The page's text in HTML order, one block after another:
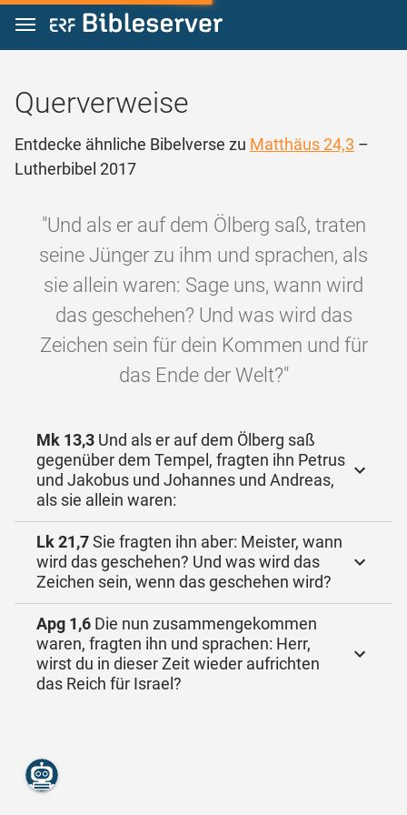
Zum Inhalt springen
Querverweise
Entdecke ähnliche Bibelverse zu Matthäus 24,3 –
Lutherbibel 2017
"Und als er auf dem Ölberg saß, traten
seine Jünger zu ihm und sprachen, als
sie allein waren: Sage uns, wann wird
das geschehen? Und was wird das
Zeichen sein für dein Kommen und für
das Ende der Welt?"
Mk 13,3 Und als er auf dem Ölberg saß
gegenüber dem Tempel, fragten ihn Petrus
und Jakobus und Johannes und Andreas,
als sie allein waren:
Lk 21,7Sie fragten ihn aber: Meister, wann
wird das geschehen? Und was wird das
Zeichen sein, wenn das geschehen wird?
Apg 1,6 Die nun zusammengekommen
waren, fragten ihn und sprachen: Herr,
wirst du in dieser Zeit wieder aufrichten
das Reich für Israel?